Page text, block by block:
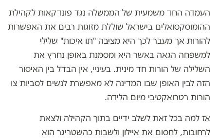
העמדה החד משמעית של הממשלה נגד פונדקאות לקהילת
ההומוסקסואלים בישראל שוללת מזוגות רבים את האפשרות
להורות אך מעבר לכך היא מציבה "תו איכות" שלילי
למשפחה הגאה באשר היא ומסמנת באופן נחרץ את
השלילה של הורות חד מינית. בעיניי, אין הבדל בין האיסור
הזה לבין האופן שבו המדינה לא מאפשרת לנשים לסביות צו
הורות רטרואקטיבי מיום הלידה.
אז למה בכל זאת לשלב ידיים בתוך הקהילה ולצאת
לרחובות, לחסום את איילון ולשבות כהשטריגר הוא